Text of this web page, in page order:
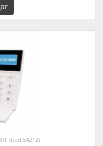
(Cod.54212)